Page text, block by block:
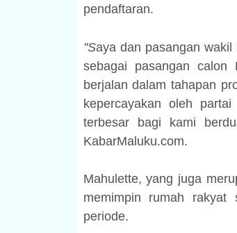
pendaftaran.
''Saya dan pasangan
sebagai pasangan calon
berjalan dalam tahapan
kepercayakan oleh
terbesar bagi kami
KabarMaluku.com.
Mahulette, yang juga
memimpin rumah rakyat
periode.